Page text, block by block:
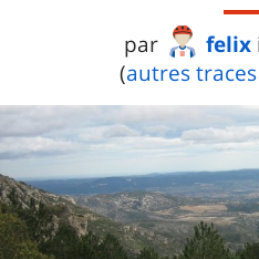
par felix
(autres